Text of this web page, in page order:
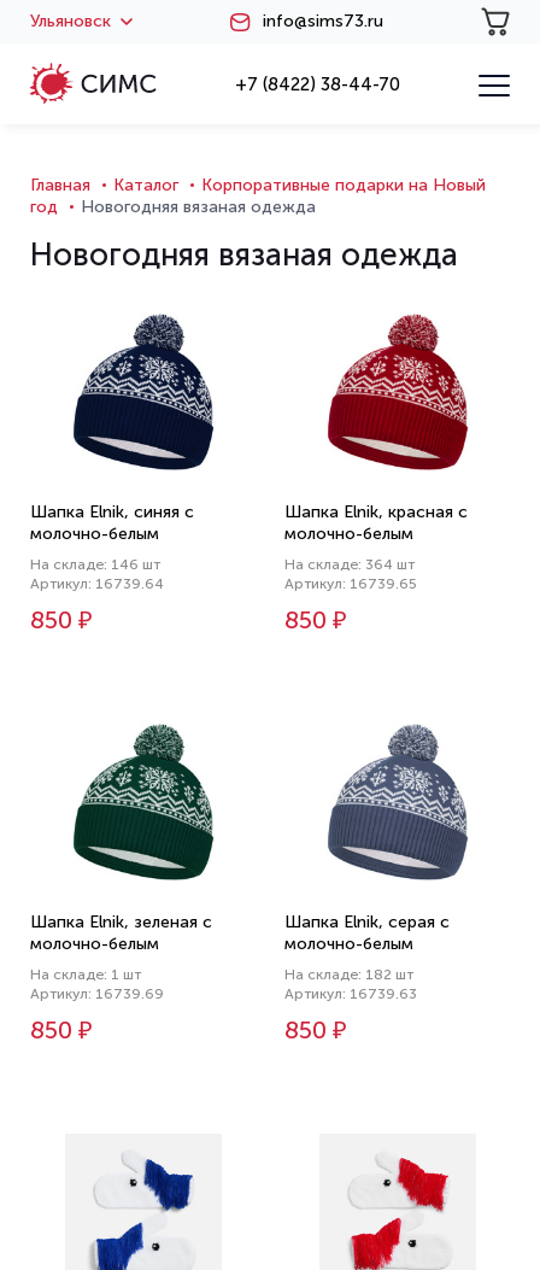
Ульяновск info@sims73.ru
+7 (8422) 38-44-70
Главная Каталог
Корпоративные подарки на Новый
год
Новогодняя вязаная одежда
Новогодняя вязаная одежда
Шапка Elnik, синяя с
молочно-белым
На складе: 146 шт
Артикул: 16739.64
850 ₽
Шапка Elnik, красная с
молочно-белым
На складе: 364 шт
Артикул: 16739.65
850 ₽
Шапка Elnik, зеленая с
молочно-белым
На складе: 1 шт
Артикул: 16739.69
850 ₽
Шапка Elnik, серая с
молочно-белым
На складе: 182 шт
Артикул: 16739.63
850 ₽